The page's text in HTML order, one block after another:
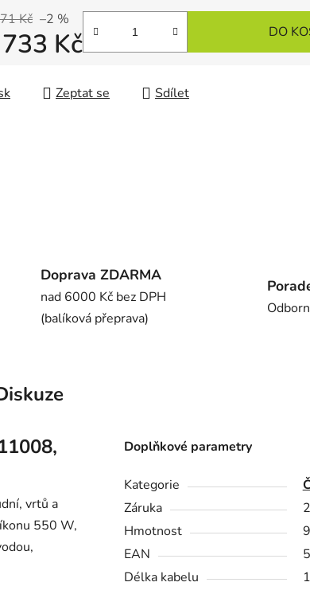
Kč –2 %
Kč DO
Zeptat se Sdílet
Doprava ZDARMA
nad 6000 Kč bez DPH
(balíková přeprava)
vrtů a
550 W,
Doplňkové parametry
Kategorie
Záruka
Hmotnost
EAN
Délka kabelu